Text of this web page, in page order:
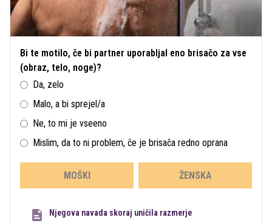
Bi te motilo, če bi partner uporabljal eno brisačo za vse
(obraz, telo, noge)?
Da, zelo
Malo, a bi sprejel/a
Ne, to mi je vseeno
Mislim, da to ni problem, če je brisača redno oprana
MOŠKI ŽENSKA
Njegova navada skoraj uničila razmerje